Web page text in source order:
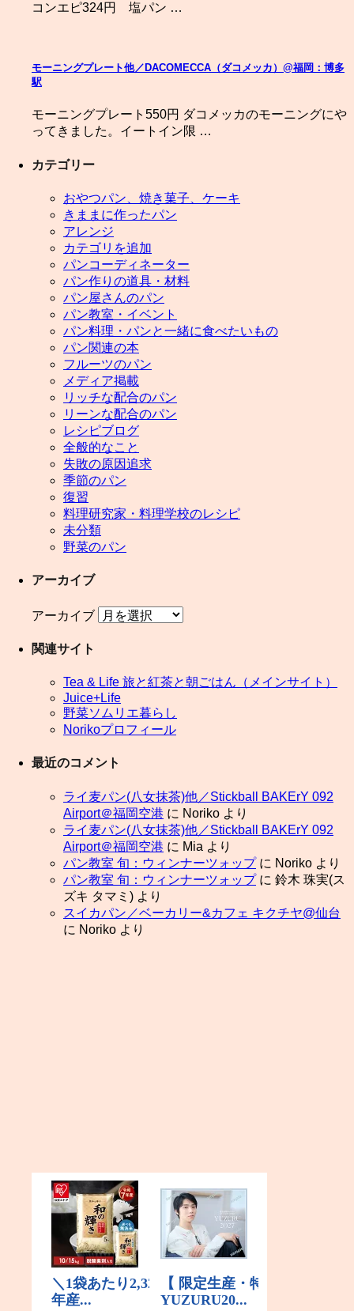
コンエピ324円 塩パン …
モーニングプレート他／DACOMECCA（ダコメッカ）@福岡：博多
駅
モーニングプレート550円 ダコメッカのモーニングにや
ってきました。イートイン限 …
カテゴリー
おやつパン、焼き菓子、ケーキ
きままに作ったパン
アレンジ
カテゴリを追加
パンコーディネーター
パン作りの道具・材料
パン屋さんのパン
パン教室・イベント
パン料理・パンと一緒に食べたいもの
パン関連の本
フルーツのパン
メディア掲載
リッチな配合のパン
リーンな配合のパン
レシピブログ
全般的なこと
失敗の原因追求
季節のパン
復習
料理研究家・料理学校のレシピ
未分類
野菜のパン
アーカイブ
アーカイブ
関連サイト
Tea & Life 旅と紅茶と朝ごはん（メインサイト）
Juice+Life
野菜ソムリエ暮らし
Norikoプロフィール
最近のコメント
ライ麦パン(八女抹茶)他／Stickball BAKErY 092
Airport＠福岡空港 に Noriko より
ライ麦パン(八女抹茶)他／Stickball BAKErY 092
Airport＠福岡空港 に Mia より
パン教室 旬：ウィンナーツォップに Noriko より
パン教室 旬：ウィンナーツォップに 鈴木 珠実(ス
ズキ タマミ) より
スイカパン／ベーカリー&カフェ キクチヤ@仙台
に Noriko より